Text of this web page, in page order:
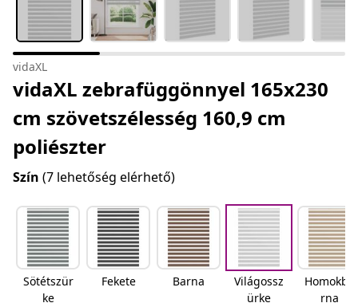
vidaXL
vidaXL zebrafüggönnyel 165x230
cm szövetszélesség 160,9 cm
poliészter
Szín (7 lehetőség elérhető)
Sötétszür
ke
Fekete Barna
Világossz
ürke
Homokba
rna